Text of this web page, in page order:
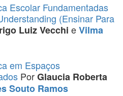
Escolar Fundamentadas
(Ensinar Para
Luiz Vecchi eVilma
em Espaços
PorGlaucia Roberta
Souto Ramos